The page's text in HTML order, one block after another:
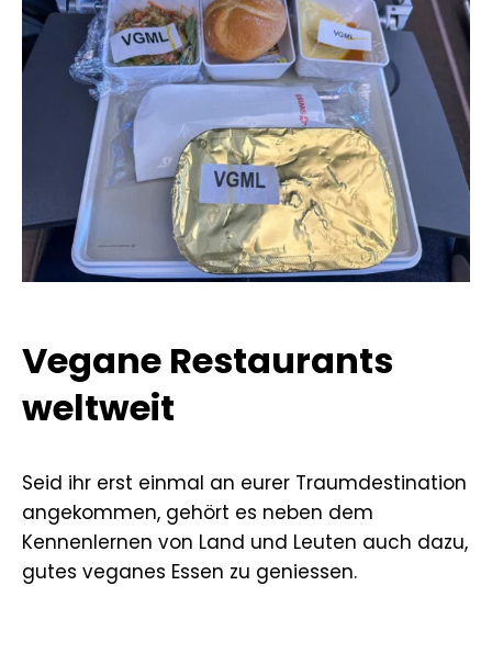
Vegane Restaurants
weltweit
Seid ihr erst einmal an eurer Traumdestination
angekommen, gehört es neben dem
Kennenlernen von Land und Leuten auch dazu,
gutes veganes Essen zu geniessen.